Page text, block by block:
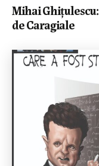
Mihai
de Caragiale